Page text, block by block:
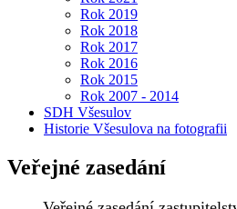
Rok 2019
Rok 2018
Rok 2017
Rok 2016
Rok 2015
Rok 2007 - 2014
SDH Všesulov
Historie Všesulova na fotografii
Veřejné zasedání